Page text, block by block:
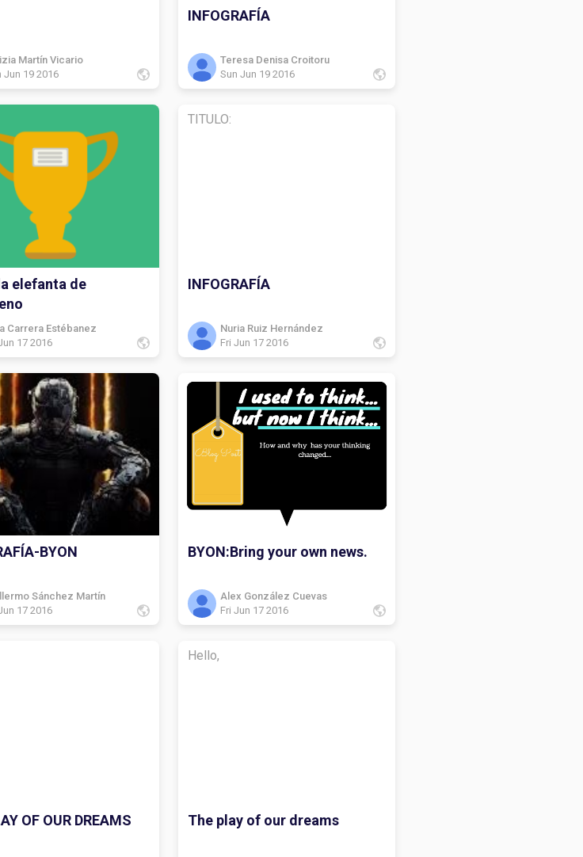
Martín Vicario
Jun 19 2016
INFOGRAFÍA
Teresa Denisa Croitoru
Sun Jun 19 2016
elefanta de
Carrera Estébanez
17 2016
TITULO:
INFOGRAFÍA
Nuria Ruiz Hernández
Fri Jun 17 2016
BYON
Sánchez Martín
17 2016
BYON:Bring your own news.
Alex González Cuevas
Fri Jun 17 2016
OF OUR DREAMS
Hello,
The play of our dreams